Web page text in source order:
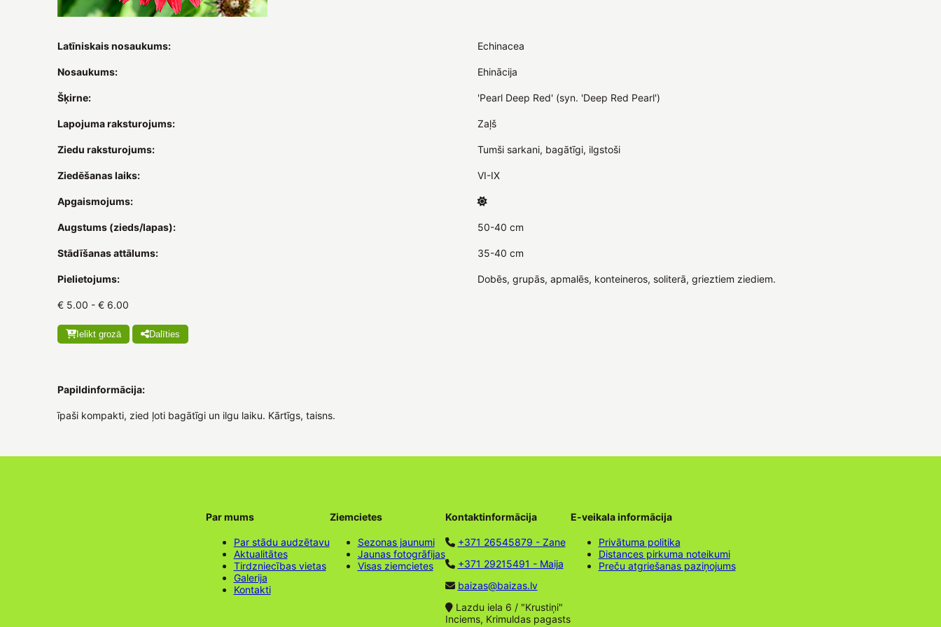
Latīniskais nosaukums: Echinacea
Nosaukums: Ehinācija
Šķirne: 'Pearl Deep Red' (syn. 'Deep Red Pearl')
Lapojuma raksturojums: Zaļš
Ziedu raksturojums: Tumši sarkani, bagātīgi, ilgstoši
Ziedēšanas laiks: VI-IX
Apgaismojums:
Augstums (zieds/lapas): 50-40 cm
Stādīšanas attālums: 35-40 cm
Pielietojums: Dobēs, grupās, apmalēs, konteineros, soliterā, grieztiem ziediem.
€ 5.00 - € 6.00
Ielikt grozā Dalīties
Papildinformācija:
īpaši kompakti, zied ļoti bagātīgi un ilgu laiku. Kārtīgs, taisns.
Par mums
Par stādu audzētavu
Aktualitātes
Tirdzniecības vietas
Galerija
Kontakti
Ziemcietes
Sezonas jaunumi
Jaunas fotogrāfijas
Visas ziemcietes
Kontaktinformācija
+371 26545879 - Zane
+371 29215491 - Maija
baizas@baizas.lv
Lazdu iela 6 / "Krustiņi"
Inciems, Krimuldas pagasts
E-veikala informācija
Privātuma politika
Distances pirkuma noteikumi
Preču atgriešanas paziņojums